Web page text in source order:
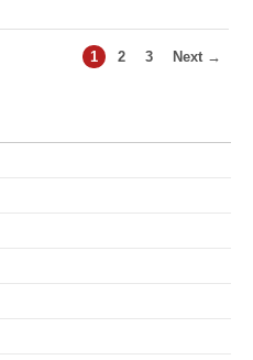
1 2 3 Next →